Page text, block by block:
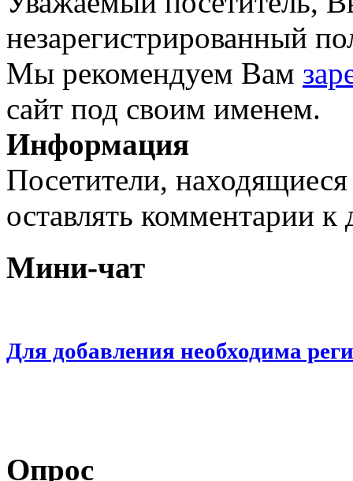
незарегистрированный
Мы рекомендуем Вам
сайт под своим именем.
Информация
Посетители,
оставлять комментарии
Мини-чат
Для добавления необходима
Опрос